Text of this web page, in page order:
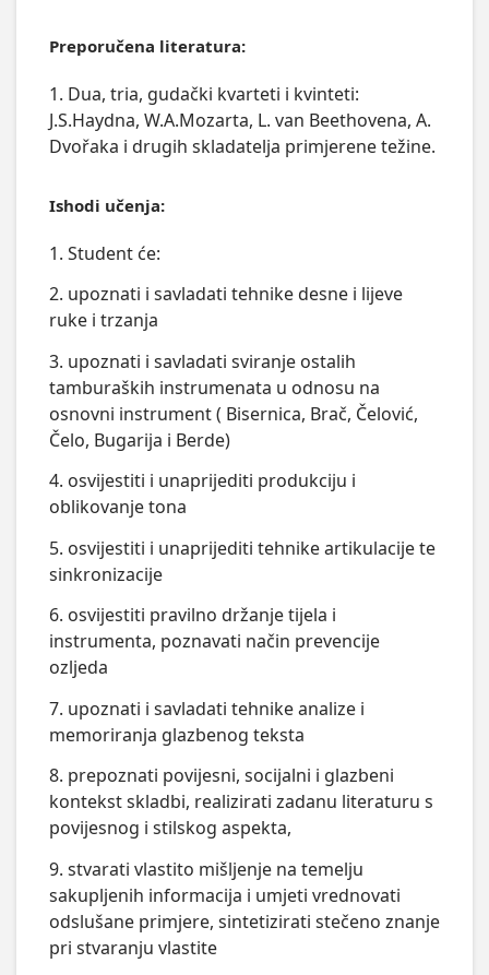
Preporučena literatura:
1. Dua, tria, gudački kvarteti i kvinteti:
J.S.Haydna, W.A.Mozarta, L. van Beethovena, A.
Dvořaka i drugih skladatelja primjerene težine.
Ishodi učenja:
1. Student će:
2. upoznati i savladati tehnike desne i lijeve
ruke i trzanja
3. upoznati i savladati sviranje ostalih
tamburaških instrumenata u odnosu na
osnovni instrument ( Bisernica, Brač, Čelović,
Čelo, Bugarija i Berde)
4. osvijestiti i unaprijediti produkciju i
oblikovanje tona
5. osvijestiti i unaprijediti tehnike artikulacije te
sinkronizacije
6. osvijestiti pravilno držanje tijela i
instrumenta, poznavati način prevencije
ozljeda
7. upoznati i savladati tehnike analize i
memoriranja glazbenog teksta
8. prepoznati povijesni, socijalni i glazbeni
kontekst skladbi, realizirati zadanu literaturu s
povijesnog i stilskog aspekta,
9. stvarati vlastito mišljenje na temelju
sakupljenih informacija i umjeti vrednovati
odslušane primjere, sintetizirati stečeno znanje
pri stvaranju vlastite